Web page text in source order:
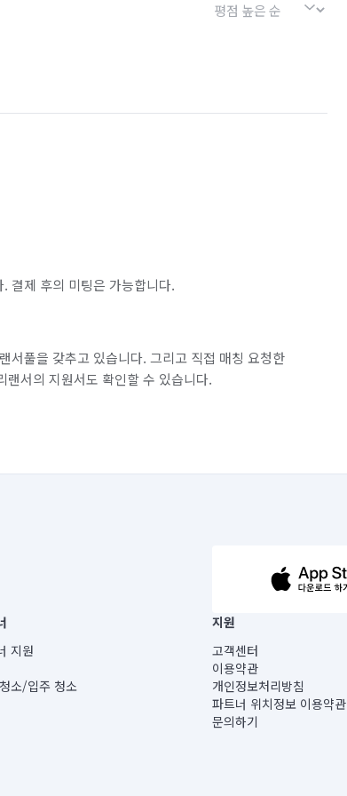
결제 후의 미팅은 가능합니다.
서풀을 갖추고 있습니다. 그리고 직접 매칭 요청한
서의 지원서도 확인할 수 있습니다.
14-5-00019 |
정보) |
빌딩) B동 5층
미소
지원
소/입주 청소
지원
고객센터
이용약관
개인정보처리방침
파트너 위치정보 이용약관
문의하기